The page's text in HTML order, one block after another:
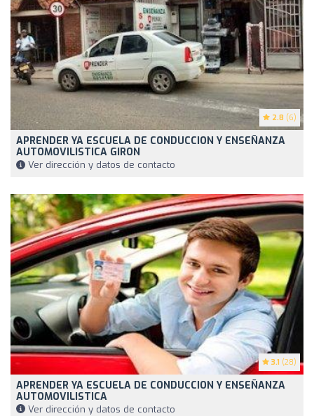
2.8 (6)
APRENDER YA ESCUELA DE CONDUCCION Y ENSEÑANZA
AUTOMOVILISTICA GIRON
Ver dirección y datos de contacto
3.1 (28)
APRENDER YA ESCUELA DE CONDUCCION Y ENSEÑANZA
AUTOMOVILISTICA
Ver dirección y datos de contacto